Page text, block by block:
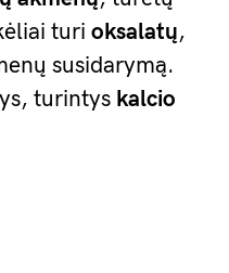
turi oksalatų,
susidarymą.
turintys kalcio